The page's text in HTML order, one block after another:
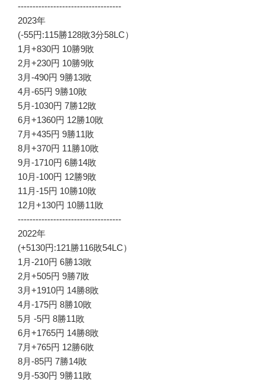
-----------------------------------
2023年
(-55円:115勝128敗3分58LC）
1月+830円 10勝9敗
2月+230円 10勝9敗
3月-490円 9勝13敗
4月-65円 9勝10敗
5月-1030円 7勝12敗
6月+1360円 12勝10敗
7月+435円 9勝11敗
8月+370円 11勝10敗
9月-1710円 6勝14敗
10月-100円 12勝9敗
11月-15円 10勝10敗
12月+130円 10勝11敗
-----------------------------------
2022年
(+5130円:121勝116敗54LC）
1月-210円 6勝13敗
2月+505円 9勝7敗
3月+1910円 14勝8敗
4月-175円 8勝10敗
5月 -5円 8勝11敗
6月+1765円 14勝8敗
7月+765円 12勝6敗
8月-85円 7勝14敗
9月-530円 9勝11敗